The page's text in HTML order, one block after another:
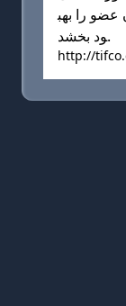
را بهب
ود بخشد.
http://